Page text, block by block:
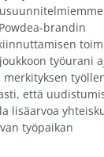
brandin
työurani
merkityksen
että
lisäarvoa
työpaikan